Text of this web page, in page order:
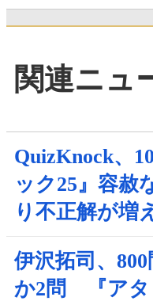
関連ニュ
QuizKnock、
ック25』容赦
り不正解が増
伊沢拓司、
か2問 『アタ